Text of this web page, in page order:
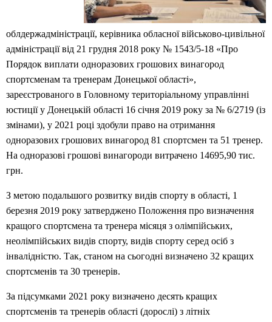
облдержадміністрації, керівника обласної військово-цивільної
адміністрації від 21 грудня 2018 року № 1543/5-18 «Про
Порядок виплати одноразових грошових винагород
спортсменам та тренерам Донецької області»,
зареєстрованого в Головному територіальному управлінні
юстиції у Донецькій області 16 січня 2019 року за № 6/2719 (із
змінами), у 2021 році здобули право на отримання
одноразових грошових винагород 81 спортсмен та 51 тренер.
На одноразові грошові винагороди витрачено 14695,90 тис.
грн.
З метою подальшого розвитку видів спорту в області, 1
березня 2019 року затверджено Положення про визначення
кращого спортсмена та тренера місяця з олімпійських,
неолімпійських видів спорту, видів спорту серед осіб з
інвалідністю. Так, станом на сьогодні визначено 32 кращих
спортсменів та 30 тренерів.
За підсумками 2021 року визначено десять кращих
спортсменів та тренерів області (дорослі) з літніх